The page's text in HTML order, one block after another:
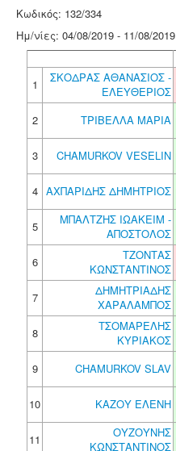
Κωδικός: 132/334
Ημ/νίες: 04/08/2019 - 11/08/2019
1
ΣΚΟΔΡΑΣ ΑΘΑΝΑΣΙΟΣ -
ΕΛΕΥΘΕΡΙΟΣ
2
ΤΡΙΒΕΛΛΑ ΜΑΡΙΑ
3
CHAMURKOV VESELIN
4 ΑΧΠΑΡΙΔΗΣ ΔΗΜΗΤΡΙΟΣ
5
ΜΠΑΛΤΖΗΣ ΙΩΑΚΕΙΜ -
ΑΠΟΣΤΟΛΟΣ
6
ΤΖΟΝΤΑΣ
ΚΩΝΣΤΑΝΤΙΝΟΣ
7
ΔΗΜΗΤΡΙΑΔΗΣ
ΧΑΡΑΛΑΜΠΟΣ
8
ΤΣΟΜΑΡΕΛΗΣ
ΚΥΡΙΑΚΟΣ
9 CHAMURKOV SLAV
10
ΚΑΖΟΥ ΕΛΕΝΗ
11
ΟΥΖΟΥΝΗΣ
ΚΩΝΣΤΑΝΤΙΝΟΣ